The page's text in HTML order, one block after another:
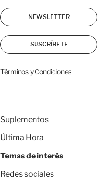
NEWSLETTER
SUSCRÍBETE
Términos y Condiciones
Suplementos
Última Hora
Temas de interés
Redes sociales